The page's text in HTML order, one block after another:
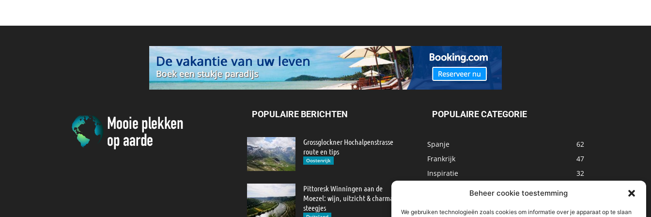
Beheer cookie toestemming
We gebruiken technologieën zoals cookies om informatie over je apparaat op te slaan
POPULAIRE BERICHTEN
Grossglockner Hochalpenstrasse
route en tips
Oostenrijk
Pittoresk Winningen aan de
Moezel: wijn, uitzicht & charmante
steegjes
POPULAIRE CATEGORIE
Spanje
62
Frankrijk
47
Inspiratie
32